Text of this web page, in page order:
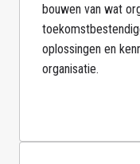
bouwen van wat
oplossingen en
organisatie.